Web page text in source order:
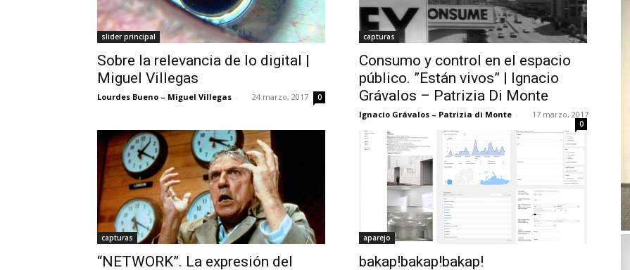
slider principal
Sobre la relevancia de lo digital |
Miguel Villegas
Lourdes Bueno – Miguel Villegas - 24 marzo, 2017 0
capturas
Consumo y control en el espacio
público. ”Están vivos” | Ignacio
Grávalos – Patrizia Di Monte
Ignacio Grávalos – Patrizia di Monte - 17 marzo, 2017
0
capturas
“NETWORK”. La expresión del
aparejo
bakap!bakap!bakap!